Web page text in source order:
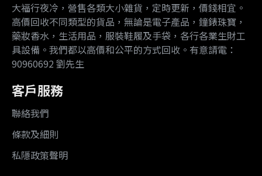
大福行夜冷，營售各類大小雜貨，定時更新，價錢相宜。
高價回收不同類型的貨品，無論是電子產品，鐘錶珠寶，
藥妝香水，生活用品，服裝鞋履及手袋，各行各業生財工
具設備。我們都以高價和公平的方式回收。有意請電：
90960692 劉先生
客戶服務
聯絡我們
條款及細則
私隱政策聲明